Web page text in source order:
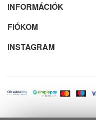
INFORMÁCIÓK
FIÓKOM
INSTAGRAM